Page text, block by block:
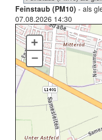
Feinstaub (PM10) - als
07.08.2026 14:30
+
–